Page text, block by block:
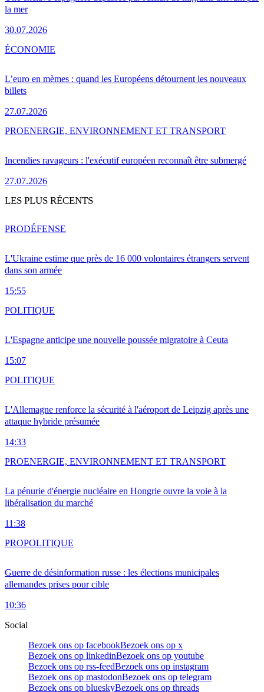
la mer
30.07.2026
L’euro en mèmes : quand les Européens détournent les nouveaux
billets
27.07.2026
ÉCONOMIE
Incendies ravageurs : l'exécutif européen reconnaît être submergé
27.07.2026
PROENERGIE, ENVIRONNEMENT ET TRANSPORT
LES PLUS RÉCENTS
L'Ukraine estime que près de 16 000 volontaires étrangers servent
dans son armée
15:55
PRODÉFENSE
L'Espagne anticipe une nouvelle poussée migratoire à Ceuta
15:07
POLITIQUE
L'Allemagne renforce la sécurité à l'aéroport de Leipzig après une
attaque hybride présumée
14:33
POLITIQUE
La pénurie d'énergie nucléaire en Hongrie ouvre la voie à la
libéralisation du marché
11:38
PROENERGIE, ENVIRONNEMENT ET TRANSPORT
Guerre de désinformation russe : les élections municipales
allemandes prises pour cible
10:36
PROPOLITIQUE
Social
Bezoek ons op facebookBezoek ons op x
Bezoek ons op linkedinBezoek ons op youtube
Bezoek ons op rss-feedBezoek ons op instagram
Bezoek ons op mastodonBezoek ons op telegram
Bezoek ons op blueskyBezoek ons op threads